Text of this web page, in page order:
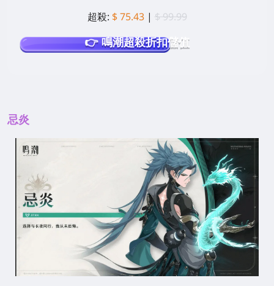
超殺: $ 75.43 | $ 99.99
👉 鳴潮超殺折扣儲值
忌炎